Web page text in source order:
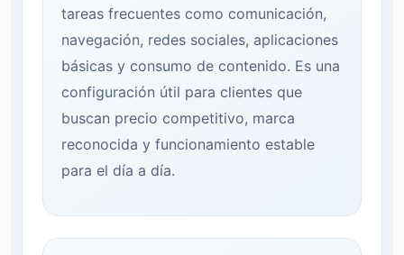
tareas frecuentes como comunicación,
navegación, redes sociales, aplicaciones
básicas y consumo de contenido. Es una
configuración útil para clientes que
buscan precio competitivo, marca
reconocida y funcionamiento estable
para el día a día.